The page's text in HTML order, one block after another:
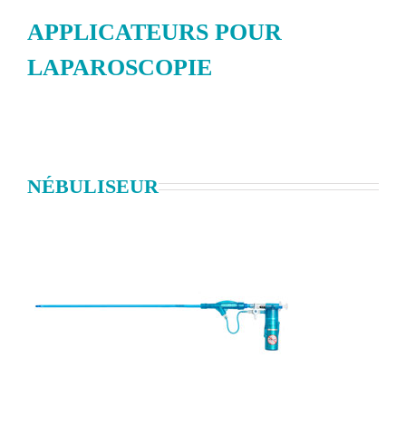
APPLICATEURS POUR
LAPAROSCOPIE
NÉBULISEUR